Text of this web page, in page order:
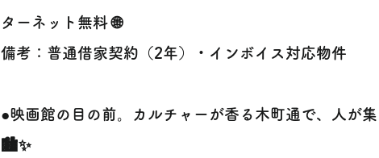
ターネット無料 🌐
備考：普通借家契約（2年）・インボイス対応物件
●映画館の目の前。カルチャーが香る木町通で、人が
🏙️✨